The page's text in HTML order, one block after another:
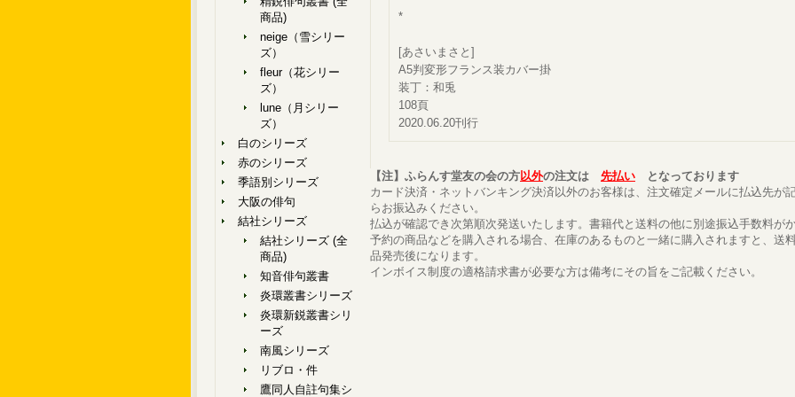
商品)
neige（雪シリー
ズ）
fleur（花シリー
ズ）
lune（月シリー
ズ）
白のシリーズ
赤のシリーズ
季語別シリーズ
大阪の俳句
結社シリーズ
結社シリーズ (全
商品)
知音俳句叢書
炎環叢書シリーズ
炎環新鋭叢書シリ
ーズ
南風シリーズ
リブロ・件
鷹同人自註句集シ
*
[あさいまさと]
A5判変形フランス装カバー掛
装丁：和兎
108頁
2020.06.20刊行
【注】ふらんす堂友の会の方以外の注文は 先払い となっております
カード決済・ネットバンキング決済以外のお客様は、注文確定メールに払込先が
らお振込みください。
払込が確認でき次第順次発送いたします。書籍代と送料の他に別途振込手数料が
予約の商品などを購入される場合、在庫のあるものと一緒に購入されますと、送
品発売後になります。
インボイス制度の適格請求書が必要な方は備考にその旨をご記載ください。